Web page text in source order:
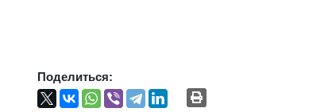
Поделиться: